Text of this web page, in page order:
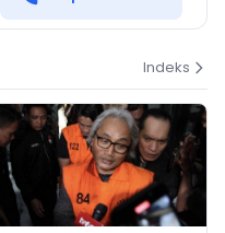
Indeks